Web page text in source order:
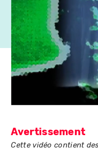
Avertissement
Cette vidéo contient